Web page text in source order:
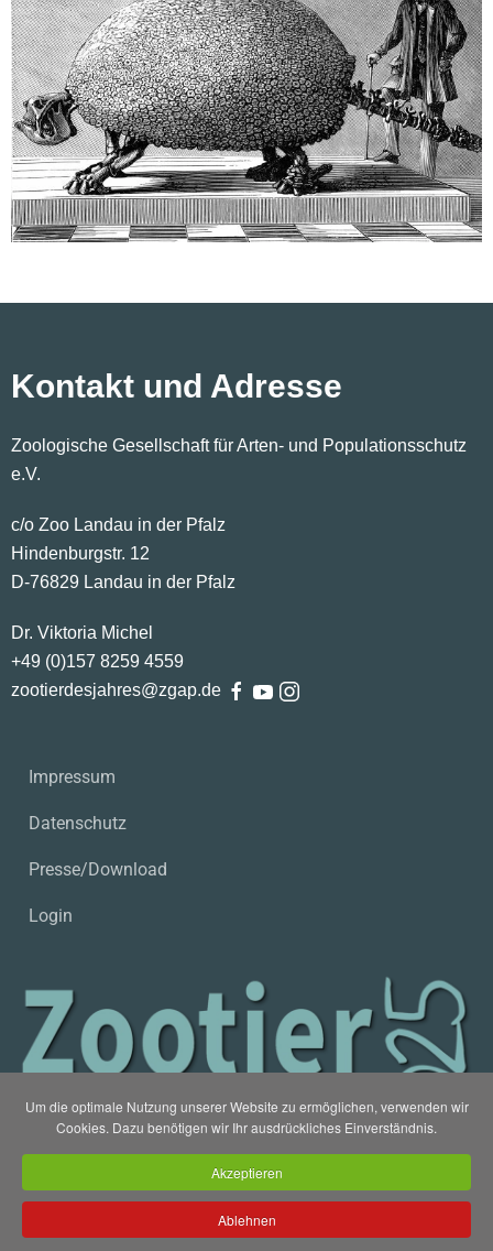
Um die optimale Nutzung unserer Website zu ermöglichen, verwenden wir
Cookies. Dazu benötigen wir Ihr ausdrückliches Einverständnis.
Akzeptieren
Ablehnen
Kontakt und Adresse
Zoologische Gesellschaft für Arten- und Populationsschutz
e.V.
c/o Zoo Landau in der Pfalz
Hindenburgstr. 12
D-76829 Landau in der Pfalz
Dr. Viktoria Michel
+49 (0)157 8259 4559
zootierdesjahres@zgap.de
Impressum
Datenschutz
Presse/Download
Login